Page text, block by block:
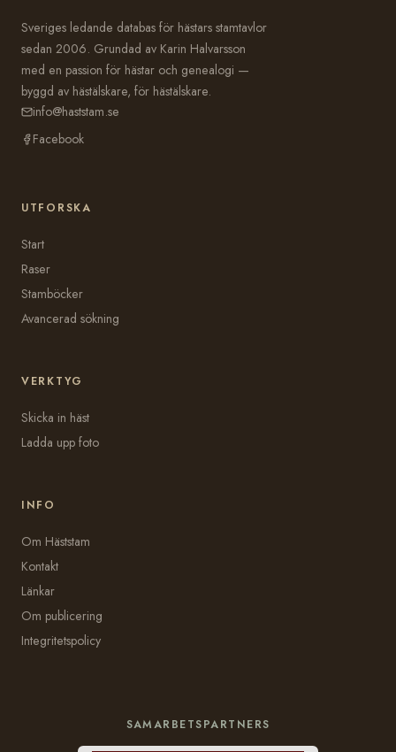
Sveriges ledande databas för hästars stamtavlor
sedan 2006. Grundad av Karin Halvarsson
med en passion för hästar och genealogi —
byggd av hästälskare, för hästälskare.
info@haststam.se
Facebook
UTFORSKA
Start
Raser
Stamböcker
Avancerad sökning
VERKTYG
Skicka in häst
Ladda upp foto
INFO
Om Häststam
Kontakt
Länkar
Om publicering
Integritetspolicy
SAMARBETSPARTNERS